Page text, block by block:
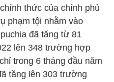
thức của chính phủ
phạm tội nhằm vào
đã tăng từ 81
lên 348 trường hợp
trong 6 tháng đầu năm
tăng lên 303 trường